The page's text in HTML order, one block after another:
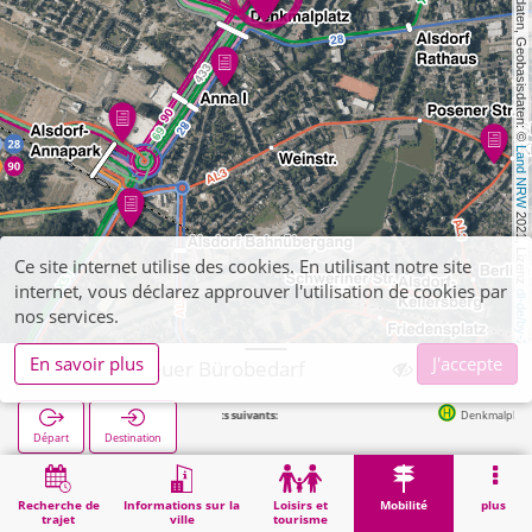
, Kartendaten, Geobasisdaten: ©
Land NRW
2021, Lizenz
dl-de/by-2-0
Recherche de
trajet
Informations sur la
ville
Loisirs et
tourisme
Mobilité plus
Alsdorf, Breuer Bürobedarf
Départ Destination
Arrêts suivants: Denkmalplatz in 131m
Démarrage Vente de billets Alsdorf, Breuer Bürobedarf
Ce site internet utilise des cookies. En utilisant notre site
internet, vous déclarez approuver l'utilisation de cookies par
nos services.
En savoir plus
J'accepte